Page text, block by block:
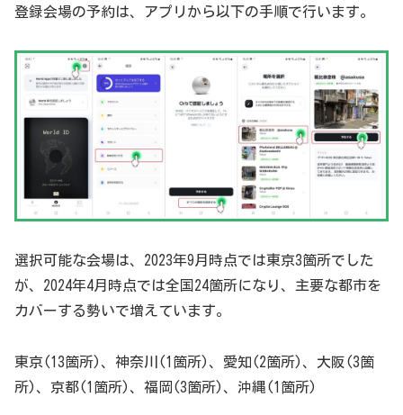
登録会場の予約は、アプリから以下の手順で行います。
選択可能な会場は、2023年9月時点では東京3箇所でした
が、2024年4月時点では全国24箇所になり、主要な都市を
カバーする勢いで増えています。
東京(13箇所)、神奈川(1箇所)、愛知(2箇所)、大阪(3箇
所)、京都(1箇所)、福岡(3箇所)、沖縄(1箇所)